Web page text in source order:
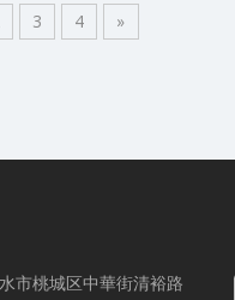
3 4 »
市桃城区中華街清裕路